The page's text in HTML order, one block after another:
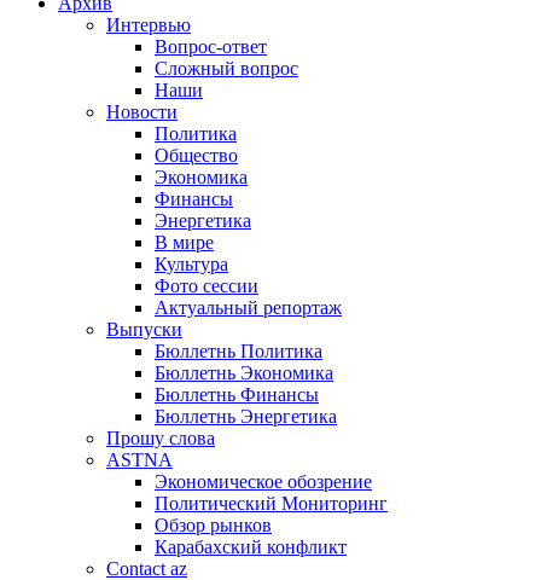
Интервью
Вопрос-ответ
Сложный вопрос
Наши
Новости
Политика
Общество
Экономика
Финансы
Энергетика
В мире
Культура
Фото сессии
Актуальный репортаж
Выпуски
Бюллетнь Политика
Бюллетнь Экономика
Бюллетнь Финансы
Бюллетнь Энергетика
Прошу слова
ASTNA
Экономическое обозрение
Политический Мониторинг
Обзор рынков
Карабахский конфликт
Contact az